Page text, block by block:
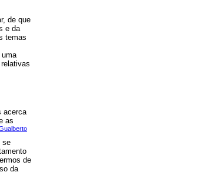
de que
e da
temas
acerca
as
se
de
da